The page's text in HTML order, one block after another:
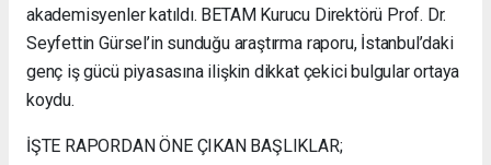
akademisyenler katıldı. BETAM Kurucu Direktörü Prof. Dr.
Seyfettin Gürsel’in sunduğu araştırma raporu, İstanbul’daki
genç iş gücü piyasasına ilişkin dikkat çekici bulgular ortaya
koydu.
İŞTE RAPORDAN ÖNE ÇIKAN BAŞLIKLAR;